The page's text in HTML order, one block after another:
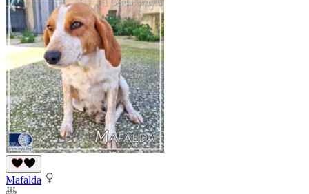
Mafalda